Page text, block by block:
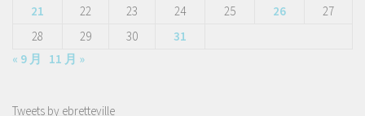
21
22 23 24 25 26
27
28
29 30
31
« 9 月
11 月 »
Tweets by ebretteville